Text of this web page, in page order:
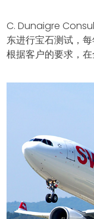
C. Dunaigre
东进行宝石测试，
根据客户的要求，